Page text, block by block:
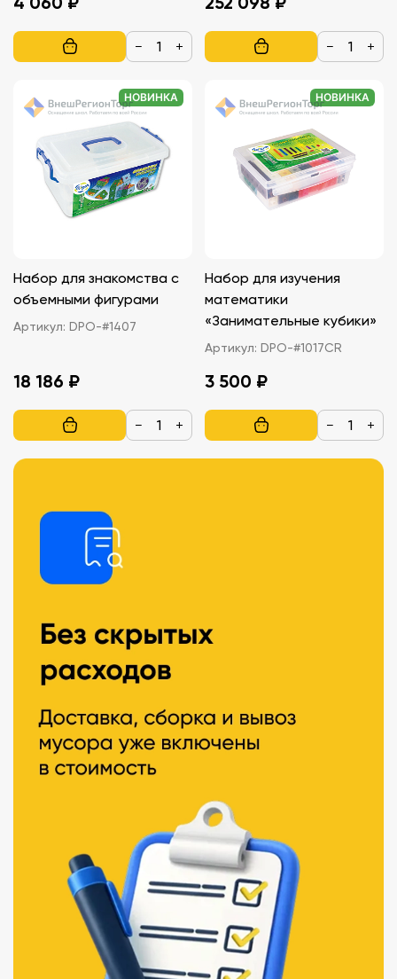
− + − +
НОВИНКА
Набор для знакомства с
объемными фигурами
Артикул: DPO-#1407
18 186 ₽
− +
НОВИНКА
Набор для изучения
математики
«Занимательные кубики»
Артикул: DPO-#1017CR
3 500 ₽
− +